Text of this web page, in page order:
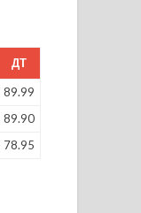
ДТ
89.99
89.90
78.95